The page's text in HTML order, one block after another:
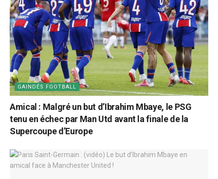
GAINDÉS FOOTBALL
Amical : Malgré un but d’Ibrahim Mbaye, le PSG
tenu en échec par Man Utd avant la finale de la
Supercoupe d’Europe